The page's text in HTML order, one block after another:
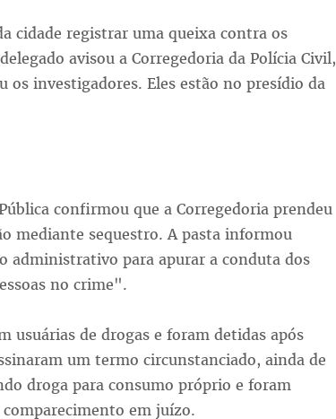
cidade registrar uma queixa contra os
avisou a Corregedoria da Polícia Civil,
os investigadores. Eles estão no presídio da
confirmou que a Corregedoria prendeu
mediante sequestro. A pasta informou
administrativo para apurar a conduta dos
no crime".
usuárias de drogas e foram detidas após
um termo circunstanciado, ainda de
droga para consumo próprio e foram
em juízo.